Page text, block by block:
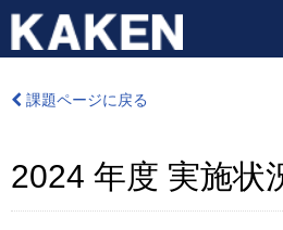
課題ページに戻る
2024 年度 実施状